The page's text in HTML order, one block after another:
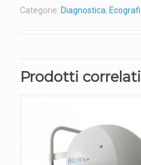
Categorie: Diagnostica, Ecografi
Prodotti correlati